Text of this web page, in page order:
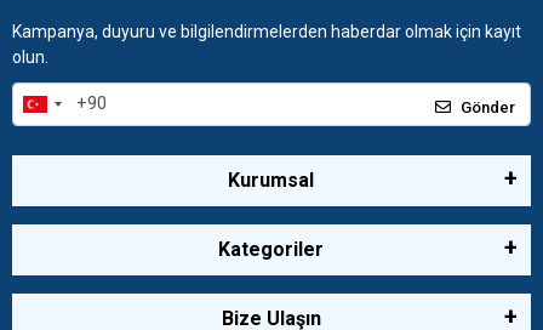
Kampanya, duyuru ve bilgilendirmelerden haberdar olmak için kayıt
olun.
Gönder
Kurumsal
Kategoriler
Bize Ulaşın